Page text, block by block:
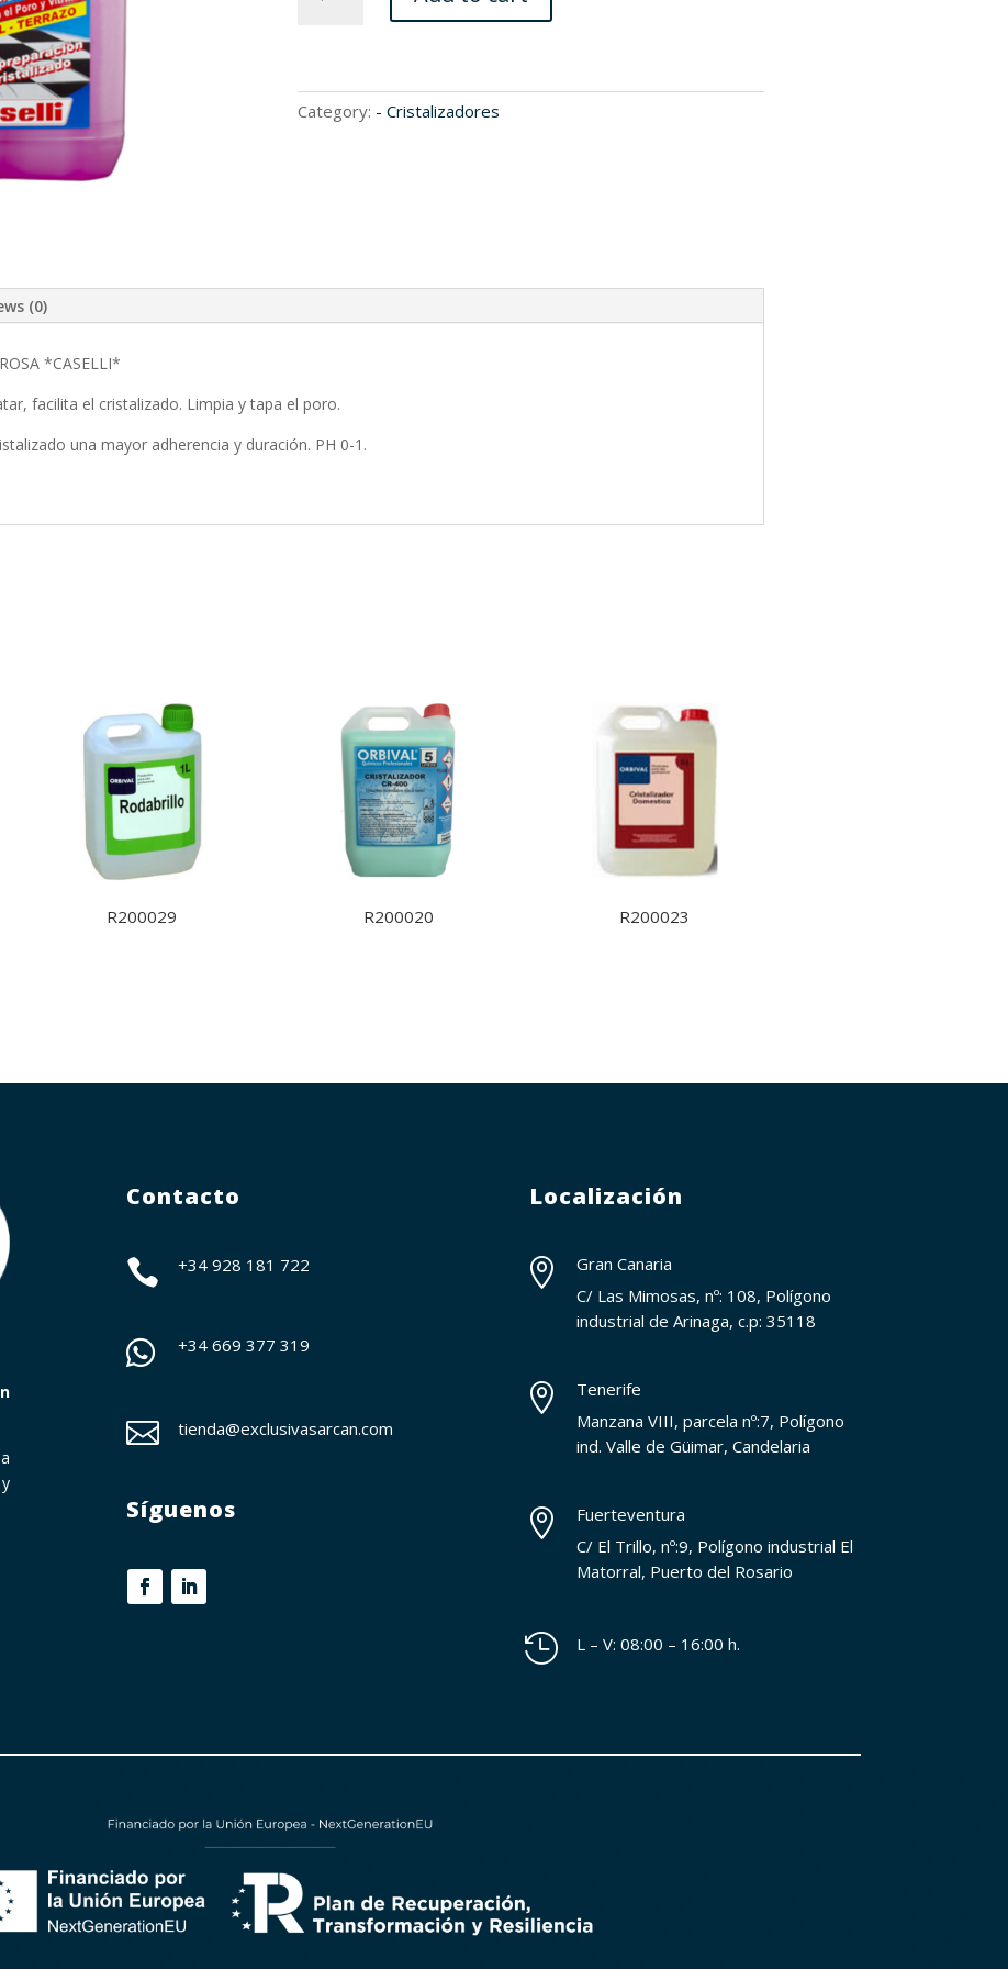
Category: - Cristalizadores
(0)
*CASELLI*
facilita el cristalizado. Limpia y tapa el poro.
una mayor adherencia y duración. PH 0-1.
R200029 R200020 R200023
Contacto
 +34 928 181 722
 +34669 377 319
 tienda@exclusivasarcan.com
Síguenos
Localización

Gran Canaria
C/ Las Mimosas, nº: 108, Polígono
industrial de Arinaga, c.p: 35118

Tenerife
Manzana VIII, parcela nº:7, Polígono
ind. Valle de Güimar, Candelaria

Fuerteventura
C/ El Trillo, nº:9, Polígono industrial El
Matorral, Puerto del Rosario
 L – V: 08:00 – 16:00 h.